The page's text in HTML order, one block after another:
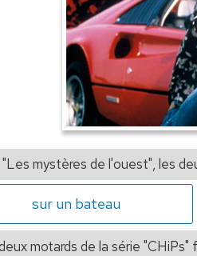
mystères de l'ouest", les
sur un bateau
motards de la série "CHiPs"